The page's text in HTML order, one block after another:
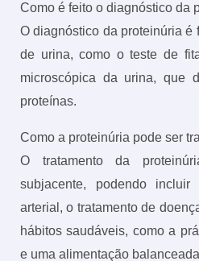
Como é feito o diagnóstico da
O diagnóstico da proteinúria é
de urina, como o teste de
microscópica da urina, que
proteínas.
Como a proteinúria pode ser
O tratamento da
subjacente, podendo
arterial, o tratamento de
hábitos saudáveis, como a
e uma alimentação